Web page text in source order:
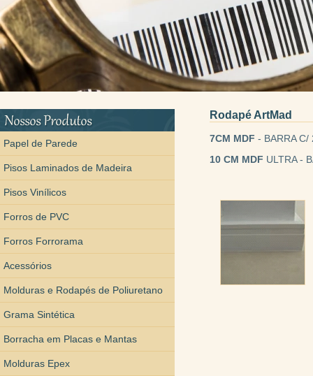
Papel de Parede
Pisos Laminados de Madeira
Pisos Vinílicos
Forros de PVC
Forros Forrorama
Acessórios
Molduras e Rodapés de Poliuretano
Grama Sintética
Borracha em Placas e Mantas
Molduras Epex
Rodapé ArtMad
7CM MDF - BARRA C/
10 CM MDF ULTRA -